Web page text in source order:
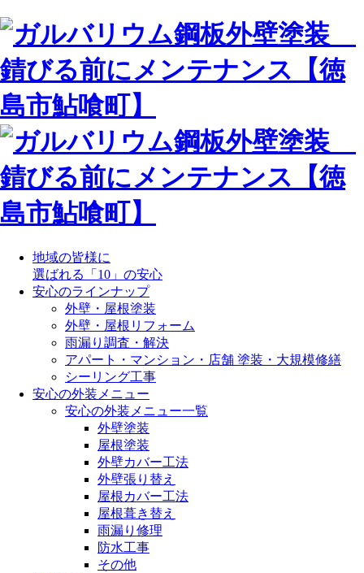
地域の皆様に
選ばれる「10」の安心
安心のラインナップ
外壁・屋根塗装
外壁・屋根リフォーム
雨漏り調査・解決
アパート・マンション・店舗 塗装・大規模修繕
シーリング工事
安心の外装メニュー
安心の外装メニュー一覧
外壁塗装
屋根塗装
外壁カバー工法
外壁張り替え
屋根カバー工法
屋根葺き替え
雨漏り修理
防水工事
その他